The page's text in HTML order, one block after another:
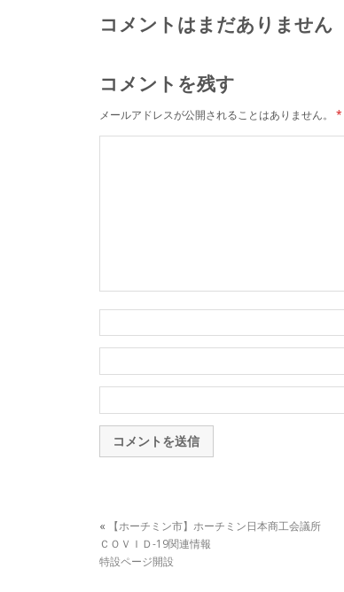
コメントはまだありません
コメントを残す
メールアドレスが公開されることはありません。 *
«
【ホーチミン市】ホーチミン日本商工会議所
ＣＯＶＩＤ-19関連情報
特設ページ開設